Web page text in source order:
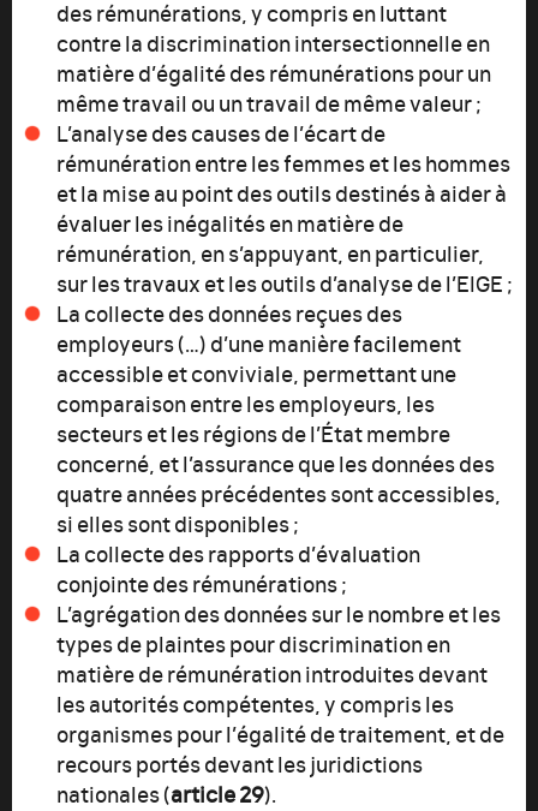
des rémunérations, y compris en luttant
contre la discrimination intersectionnelle en
matière d’égalité des rémunérations pour un
même travail ou un travail de même valeur ;
L’analyse des causes de l’écart de
rémunération entre les femmes et les hommes
et la mise au point des outils destinés à aider à
évaluer les inégalités en matière de
rémunération, en s’appuyant, en particulier,
sur les travaux et les outils d’analyse de l’EIGE ;
La collecte des données reçues des
employeurs (…) d’une manière facilement
accessible et conviviale, permettant une
comparaison entre les employeurs, les
secteurs et les régions de l’État membre
concerné, et l’assurance que les données des
quatre années précédentes sont accessibles,
si elles sont disponibles ;
La collecte des rapports d’évaluation
conjointe des rémunérations ;
L’agrégation des données sur le nombre et les
types de plaintes pour discrimination en
matière de rémunération introduites devant
les autorités compétentes, y compris les
organismes pour l’égalité de traitement, et de
recours portés devant les juridictions
nationales (article 29).